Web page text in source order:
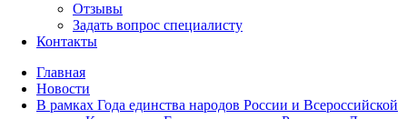
Отзывы
Задать вопрос специалисту
Контакты
Главная
Новости
В рамках Года единства народов России и Всероссийской